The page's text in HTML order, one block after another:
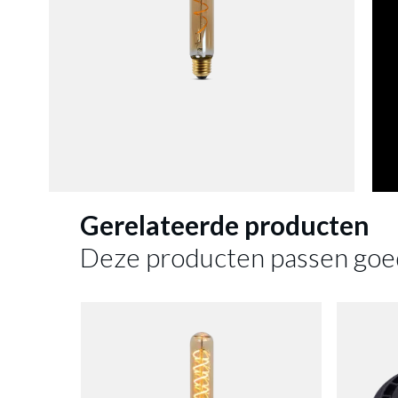
Gerelateerde producten
Deze producten passen
LED-